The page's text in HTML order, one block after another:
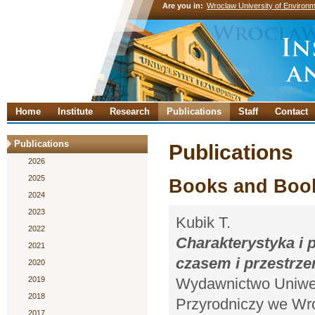
Are you in: Wroclaw University of
Home Institute Research Publications Staff Contact
Publications
2026
2025
2024
2023
2022
2021
2020
2019
2018
2017
Publications
Books and
Kubik T.
Charakterystyka i
czasem i
Wydawnictwo
Przyrodniczy we